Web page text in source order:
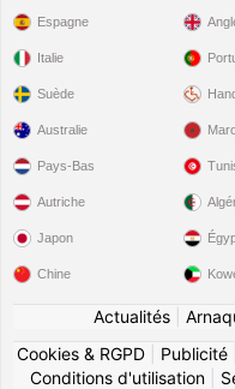
Espagne
Italie
Suède
Australie
Pays-Bas
Autriche
Japon
Chine
Actualités|
Cookies & RGPD
Publicité
Conditions d'utilisation|